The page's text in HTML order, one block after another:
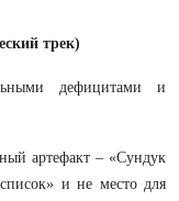
трек)
дефицитами и
артефакт – «Сундук
и не место для